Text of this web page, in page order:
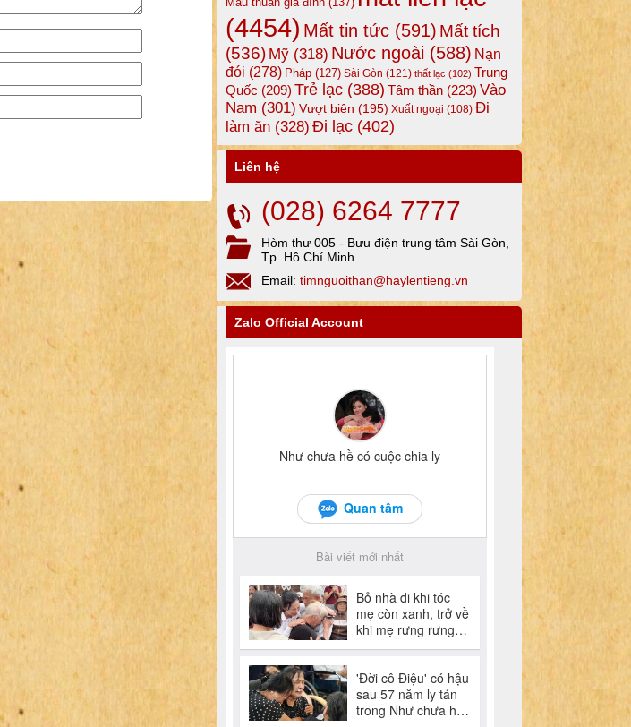
(4454) Mất tin tức (591) Mất tích
(536) Mỹ (318) Nước ngoài (588) Nạn
đói (278) Pháp (127) Sài Gòn (121) thất lạc (102) Trung
Quốc (209) Trẻ lạc (388) Tâm thần (223) Vào
Nam (301) Vượt biên (195) Xuất ngoại (108) Đi
làm ăn (328) Đi lạc (402)
Liên hệ
(028) 6264 7777
Hòm thư 005 - Bưu điện trung tâm Sài Gòn,
Tp. Hồ Chí Minh
Email: timnguoithan@haylentieng.vn
Zalo Official Account